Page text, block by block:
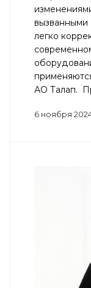
вызванными
легко
АО Талап.
6 ноября